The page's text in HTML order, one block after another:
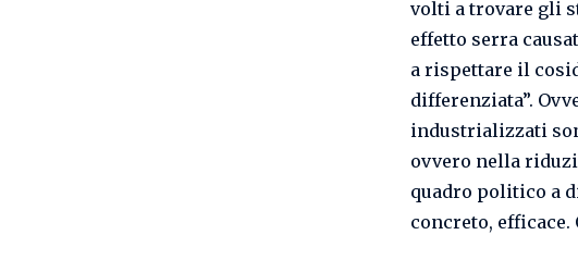
volti a trovare gli
effetto serra
a rispettare il
differenziata”.
industrializzati
ovvero nella
quadro politico a
concreto,